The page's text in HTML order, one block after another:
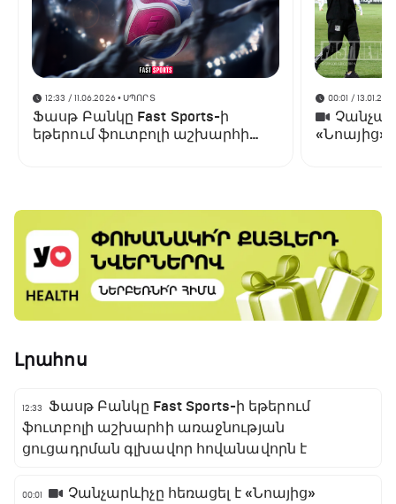
12:33 / 11.06.2026• ՍՊՈՐՏ
Ֆասթ Բանկը Fast Sports-ի
եթերում ֆուտբոլի աշխարհի
00:01 /
«Նոայից»
Լրահոս
12:33
Ֆասթ Բանկը Fast Sports-ի եթերում
ֆուտբոլի աշխարհի առաջնության
ցուցադրման գլխավոր հովանավորն է
00:01 Չանչարևիչը հեռացել է «Նոայից»